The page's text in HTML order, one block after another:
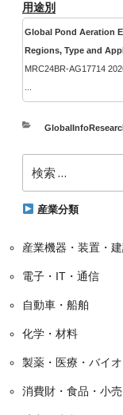
用途別
Global Pond Aeration
Regions, Type and
MRC24BR-AG17714
カ
リ
索:
産業分類
産業機器・装置・
電子・IT・通信
自動車・船舶
化学・材料
製薬・医療・バイオ
消費財・食品・小売